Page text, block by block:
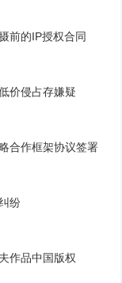
前的IP授权合同
价侵占存嫌疑
合作框架协议签署
纷
作品中国版权